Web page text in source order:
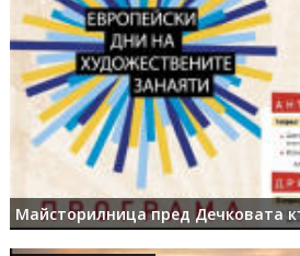
Майсторилница пред Дечковата